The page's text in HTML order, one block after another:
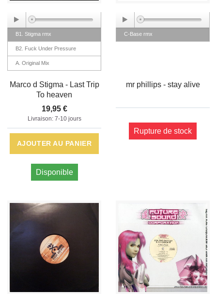
B1. Stigma rmx
B2. Fuck Under Pressure
A. Original Mix
Marco d Stigma - Last Trip
To heaven
19,95 €
Livraison: 7-10 jours
AJOUTER AU PANIER
Disponible
C-Base rmx
mr phillips - stay alive
Rupture de stock